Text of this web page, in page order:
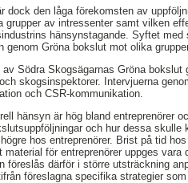
dock den låga förekomsten av
av intressenter samt vilken
hänsynstagande. Syftet
Gröna bokslut mot olika
Södra Skogsägarnas Gröna
skogsinspektorer. Intervjuerna
och CSR-kommunikation.
hänsyn är hög bland entreprenörer
och hur dessa skulle
hos entreprenörer. Brist på tid
för entreprenörer uppges
föreslås därför i större utsträckning
föreslagna specifika strategier